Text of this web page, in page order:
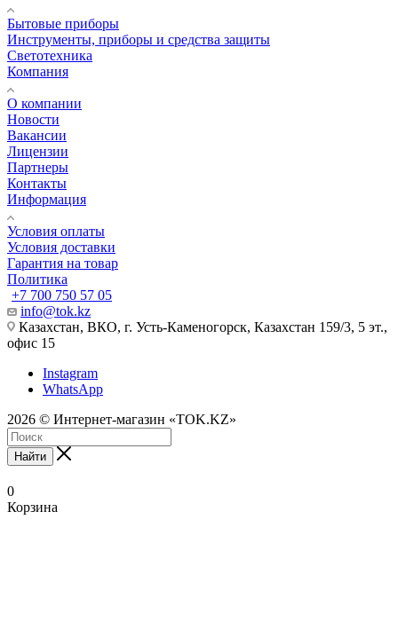
Бытовые приборы
Инструменты, приборы и средства защиты
Светотехника
Компания
О компании
Новости
Вакансии
Лицензии
Партнеры
Контакты
Информация
Условия оплаты
Условия доставки
Гарантия на товар
Политика
+7 700 750 57 05
info@tok.kz
Казахстан, ВКО, г. Усть-Каменогорск, Казахстан 159/3, 5 эт.,
офис 15
Instagram
WhatsApp
2026 © Интернет-магазин «TOK.KZ»
Найти
0
Корзина